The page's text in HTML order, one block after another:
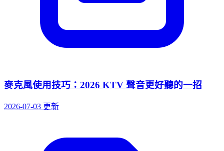
麥克風使用技巧：2026 KTV 聲音更好聽的一招
2026-07-03 更新